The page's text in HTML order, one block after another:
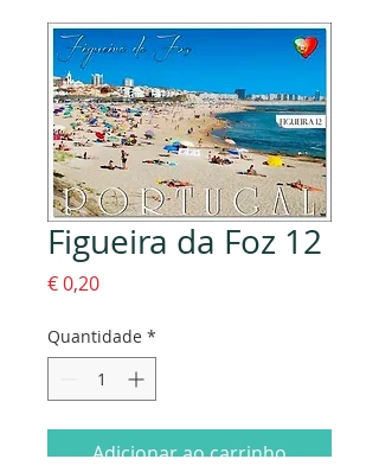
Figueira da Foz 12
€ 0,20Preço
Quantidade *
Adicionar ao carrinho